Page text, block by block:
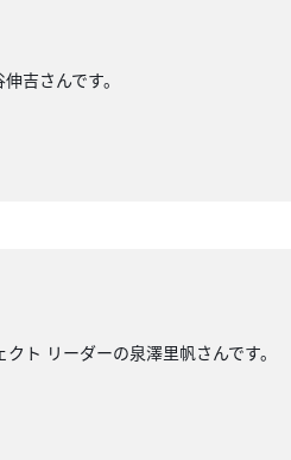
吉さんです。
ト リーダーの泉澤里帆さんです。